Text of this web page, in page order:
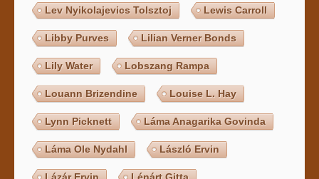
Lev Nyikolajevics Tolsztoj Lewis Carroll
Libby Purves Lilian Verner Bonds
Lily Water Lobszang Rampa
Louann Brizendine Louise L. Hay
Lynn Picknett Láma Anagarika Govinda
Láma Ole Nydahl László Ervin